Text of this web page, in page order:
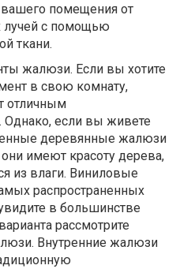
вашего помещения от
лучей с помощью
ткани.
жалюзи. Если вы хотите
в свою комнату,
отличным
если вы живете
деревянные жалюзи
имеют красоту дерева,
из влаги. Виниловые
распространенных
в большинстве
рассмотрите
Внутренние жалюзи